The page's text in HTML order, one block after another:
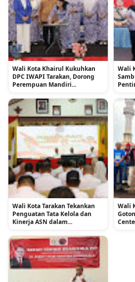
Wali Kota Khairul Kukuhkan
DPC IWAPI Tarakan, Dorong
Perempuan Mandiri...
Wali
Wali Kota Tarakan Tekankan
Penguatan Tata Kelola dan
Kinerja ASN dalam...
Wali